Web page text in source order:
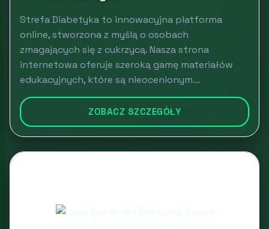
Strefa Diabetyka to innowacyjna platforma
online, stworzona z myślą o osobach
zmagających się z cukrzycą. Nasza strona
internetowa oferuje szeroką gamę materiałów
edukacyjnych, które są nieocenionym...
ZOBACZ SZCZEGÓŁY